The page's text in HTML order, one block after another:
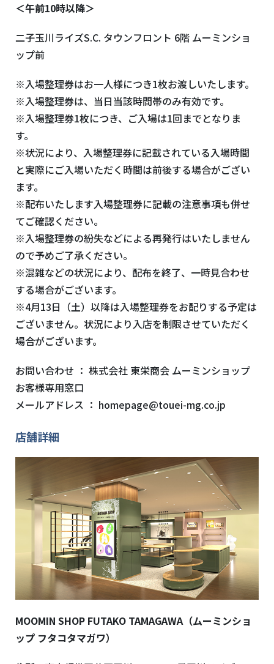
＜午前10時以降＞
二子玉川ライズS.C. タウンフロント 6階 ムーミンショ
ップ前
※入場整理券はお一人様につき1枚お渡しいたします。
※入場整理券は、当日当該時間帯のみ有効です。
※入場整理券1枚につき、ご入場は1回までとなりま
す。
※状況により、入場整理券に記載されている入場時間
と実際にご入場いただく時間は前後する場合がござい
ます。
※配布いたします入場整理券に記載の注意事項も併せ
てご確認ください。
※入場整理券の紛失などによる再発行はいたしません
ので予めご了承ください。
※混雑などの状況により、配布を終了、一時見合わせ
する場合がございます。
※4月13日（土）以降は入場整理券をお配りする予定は
ございません。状況により入店を制限させていただく
場合がございます。
お問い合わせ ： 株式会社 東栄商会 ムーミンショップ
お客様専用窓口
メールアドレス ： homepage@touei-mg.co.jp
店舗詳細
MOOMIN SHOP FUTAKO TAMAGAWA（ムーミンショ
ップ フタコタマガワ）